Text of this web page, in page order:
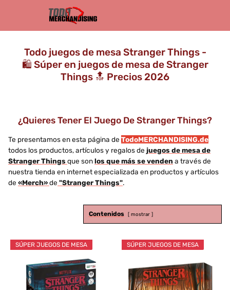
Todo juegos de mesa Stranger Things -
🛍️ Súper en juegos de mesa de Stranger
Things 🔝 Precios 2026
¿Quieres Tener El Juego De Stranger Things?
Te presentamos en esta página de TodoMERCHANDISING.de
todos los productos, artículos y regalos de juegos de mesa de
Stranger Things que sonlos que más se venden a través de
nuestra tienda en internet especializada en productos y artículos
de «Merch»de "Stranger Things".
Contenidos mostrar
SÚPER JUEGOS DE MESA SÚPER JUEGOS DE MESA